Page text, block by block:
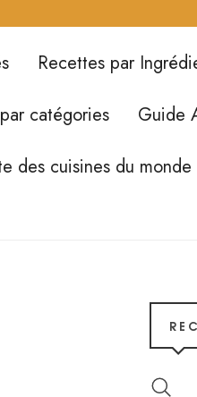
Recettes par
catégories Guide
des cuisines du monde